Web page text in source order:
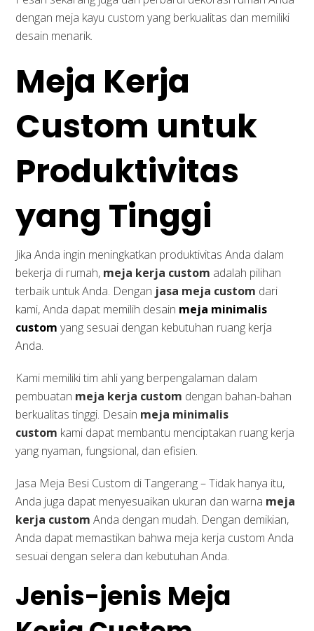
dengan meja kayu custom yang berkualitas dan memiliki
desain menarik.
Meja Kerja
Custom untuk
Produktivitas
yang Tinggi
Jika Anda ingin meningkatkan produktivitas Anda dalam
bekerja di rumah, meja kerja custom adalah pilihan
terbaik untuk Anda. Dengan jasa meja custom dari
kami, Anda dapat memilih desain meja minimalis
custom yang sesuai dengan kebutuhan ruang kerja
Anda.
Kami memiliki tim ahli yang berpengalaman dalam
pembuatan meja kerja custom dengan bahan-bahan
berkualitas tinggi. Desain meja minimalis
custom kami dapat membantu menciptakan ruang kerja
yang nyaman, fungsional, dan efisien.
Jasa Meja Besi Custom di Tangerang – Tidak hanya itu,
Anda juga dapat menyesuaikan ukuran dan warna meja
kerja custom Anda dengan mudah. Dengan demikian,
Anda dapat memastikan bahwa meja kerja custom Anda
sesuai dengan selera dan kebutuhan Anda.
Jenis-jenis Meja